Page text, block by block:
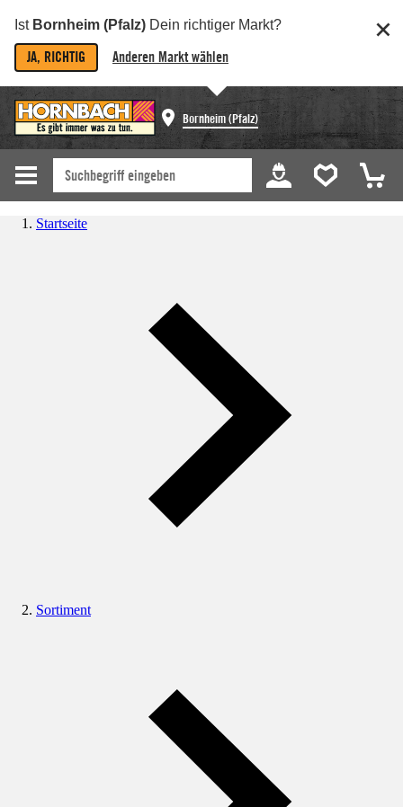
Ist Bornheim (Pfalz) Dein richtiger Markt?
JA, RICHTIG Anderen Markt wählen
Bornheim (Pfalz)
Startseite
Sortiment